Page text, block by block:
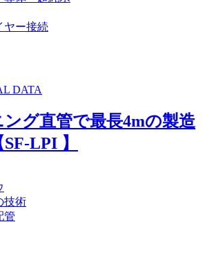
ヤー接続
DATA
グ直管で最長4mの製造
LPI 】
技術
管